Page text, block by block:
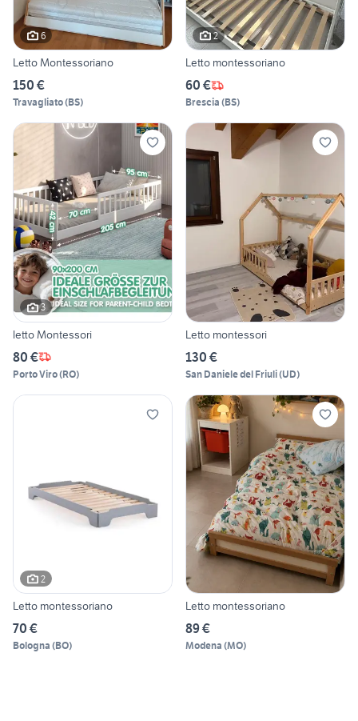
6
Letto Montessoriano
150 €
Travagliato(BS)
2
Letto montessoriano
60 €
Brescia (BS)
3
letto Montessori
80 €
Porto Viro(RO)
Letto montessori
130 €
San Daniele del Friuli(UD)
2
Letto montessoriano
70 €
Bologna (BO)
Letto montessoriano
89 €
Modena (MO)